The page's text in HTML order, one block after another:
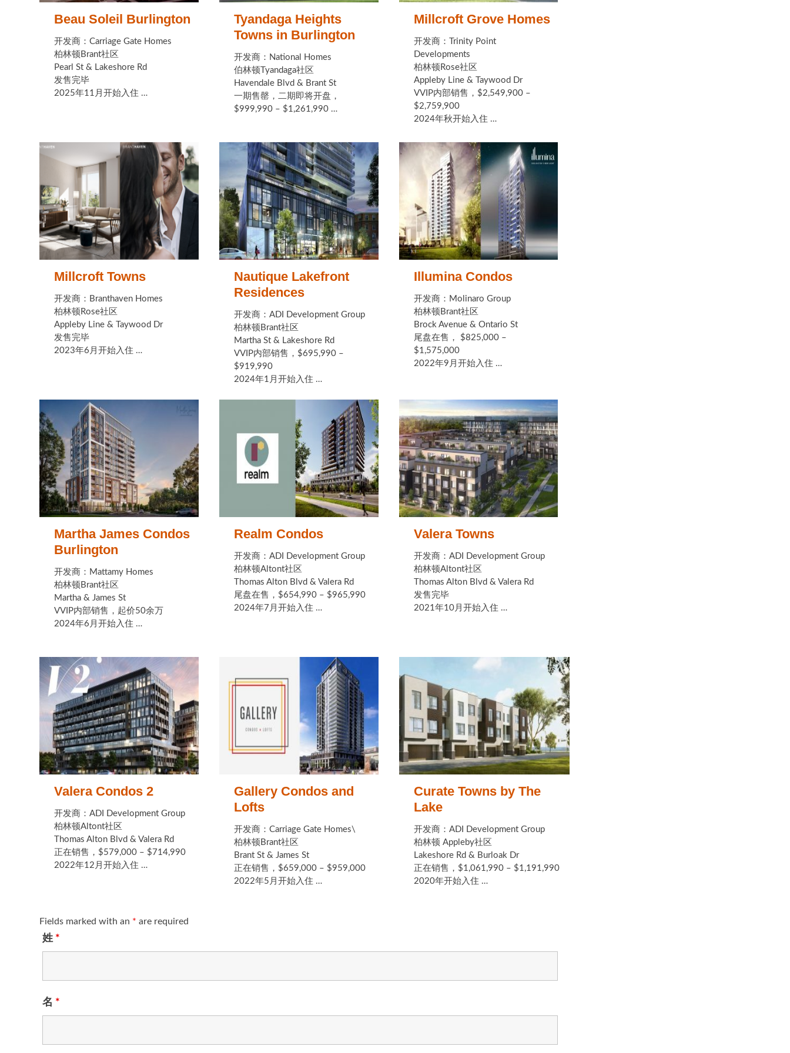
Beau Soleil Burlington
开发商：Carriage Gate Homes
柏林顿Brant社区
Pearl St & Lakeshore Rd
发售完毕
2025年11月开始入住 …
Tyandaga Heights
Towns in Burlington
开发商：National Homes
伯林顿Tyandaga社区
Havendale Blvd & Brant St
一期售罄，二期即将开盘，
$999,990 – $1,261,990 …
Millcroft Grove Homes
开发商：Trinity Point
Developments
柏林顿Rose社区
Appleby Line & Taywood Dr
VVIP内部销售，$2,549,900 –
$2,759,900
2024年秋开始入住 …
Millcroft Towns
开发商：Branthaven Homes
柏林顿Rose社区
Appleby Line & Taywood Dr
发售完毕
2023年6月开始入住 …
Nautique Lakefront
Residences
开发商：ADI Development Group
柏林顿Brant社区
Martha St & Lakeshore Rd
VVIP内部销售，$695,990 –
$919,990
2024年1月开始入住 …
Illumina Condos
开发商：Molinaro Group
柏林顿Brant社区
Brock Avenue & Ontario St
尾盘在售， $825,000 –
$1,575,000
2022年9月开始入住 …
Martha James Condos
Burlington
开发商：Mattamy Homes
柏林顿Brant社区
Martha & James St
VVIP内部销售，起价50余万
2024年6月开始入住 …
Realm Condos
开发商：ADI Development Group
柏林顿Altont社区
Thomas Alton Blvd & Valera Rd
尾盘在售，$654,990 – $965,990
2024年7月开始入住 …
Valera Towns
开发商：ADI Development Group
柏林顿Altont社区
Thomas Alton Blvd & Valera Rd
发售完毕
2021年10月开始入住 …
Valera Condos 2
开发商：ADI Development Group
柏林顿Altont社区
Thomas Alton Blvd & Valera Rd
正在销售，$579,000 – $714,990
2022年12月开始入住 …
Gallery Condos and
Lofts
开发商：Carriage Gate Homes\
柏林顿Brant社区
Brant St & James St
正在销售，$659,000 – $959,000
2022年5月开始入住 …
Curate Towns by The
Lake
开发商：ADI Development Group
柏林顿 Appleby社区
Lakeshore Rd & Burloak Dr
正在销售，$1,061,990 – $1,191,990
2020年开始入住 …
Fields marked with an * are required
姓 *
名 *